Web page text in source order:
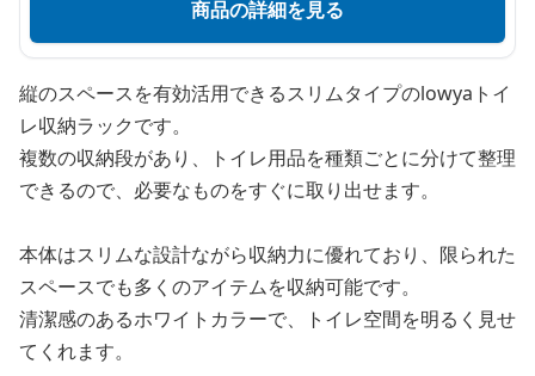
商品の詳細を見る
縦のスペースを有効活用できるスリムタイプのlowyaトイ
レ収納ラックです。
複数の収納段があり、トイレ用品を種類ごとに分けて整理
できるので、必要なものをすぐに取り出せます。
本体はスリムな設計ながら収納力に優れており、限られた
スペースでも多くのアイテムを収納可能です。
清潔感のあるホワイトカラーで、トイレ空間を明るく見せ
てくれます。